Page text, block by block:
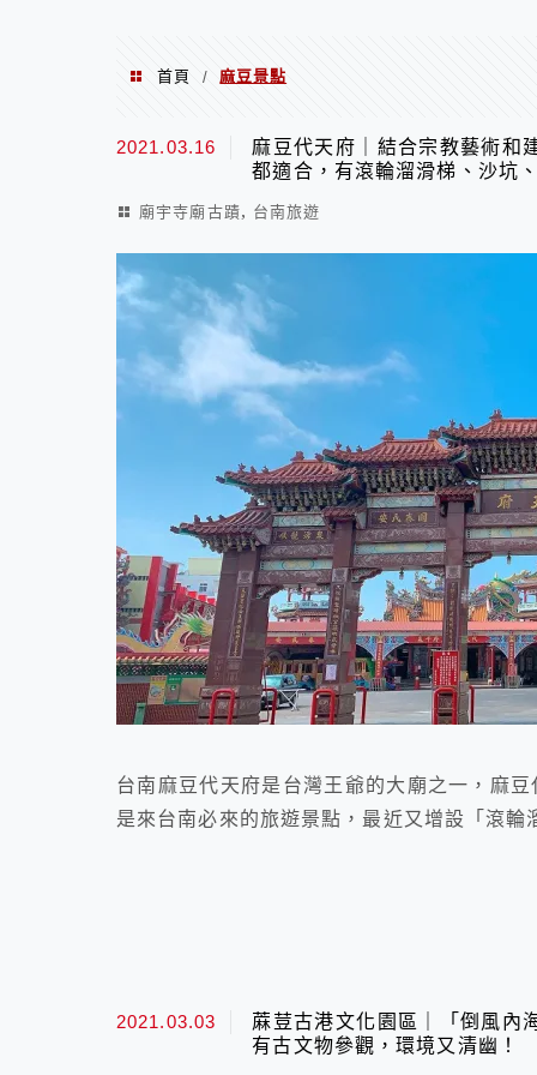
首頁 / 麻豆景點
麻豆景點
2021.03.16
麻豆代天府｜結合宗教藝術和
都適合，有滾輪溜滑梯、沙坑
廟宇寺廟古蹟, 台南旅遊
台南麻豆代天府是台灣王爺的大廟之一，麻
是來台南必來的旅遊景點，最近又增設「滾
2021.03.03
蔴荳古港文化園區｜「倒風內
有古文物參觀，環境又清幽！